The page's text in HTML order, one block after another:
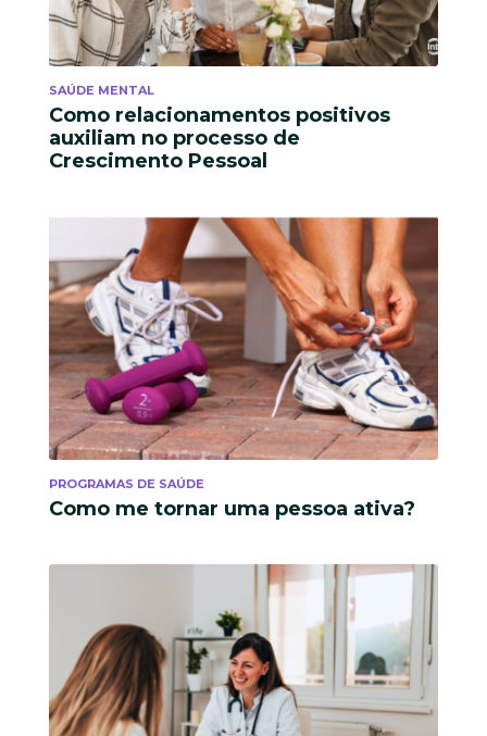
SAÚDE MENTAL
Como relacionamentos positivos
auxiliam no processo de
Crescimento Pessoal
PROGRAMAS DE SAÚDE
Como me tornar uma pessoa ativa?